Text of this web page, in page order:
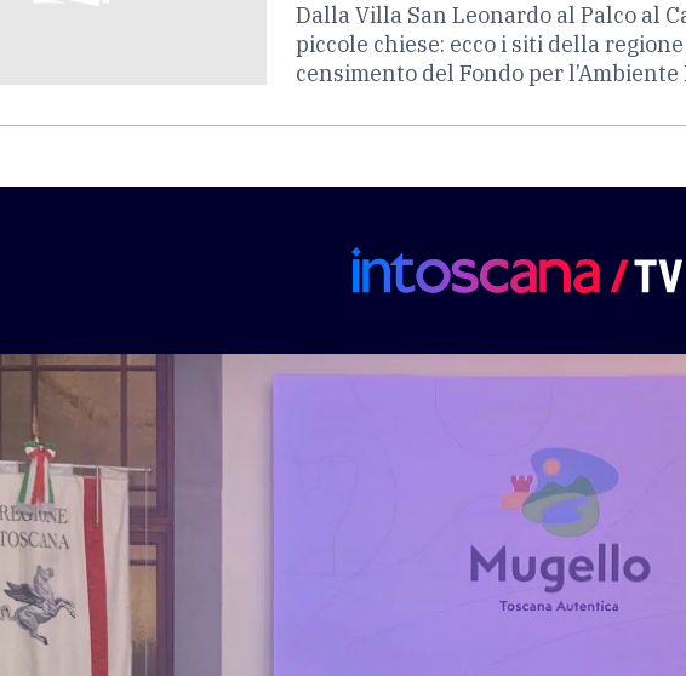
Dalla Villa San Leonardo al Palco al
piccole chiese: ecco i siti della
censimento del Fondo per